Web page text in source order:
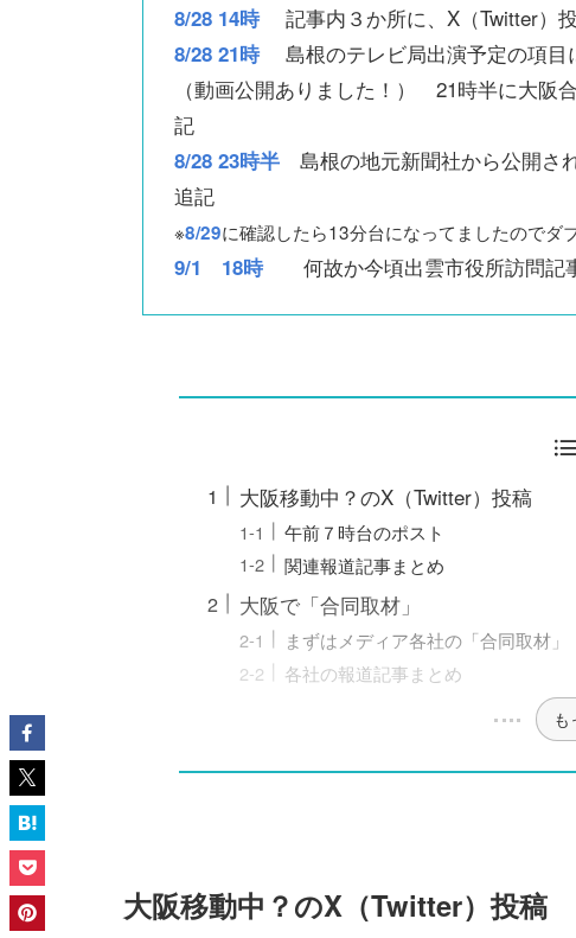
8/28 14時記事内３か所に、X（Twitter）
8/28 21時島根のテレビ局出演予定の項目
（動画公開ありました！） 21時半に大阪
記
8/28 23時半島根の地元新聞社から公開さ
追記
※8/29に確認したら13分台になってましたのでダ
9/1 18時何故か今頃出雲市役所訪問記
大阪移動中？のX（Twitter）投稿
午前７時台のポスト
関連報道記事まとめ
大阪で「合同取材」
まずはメディア各社の「合同取材」
各社の報道記事まとめ
も
大阪移動中？のX（Twitter）投稿